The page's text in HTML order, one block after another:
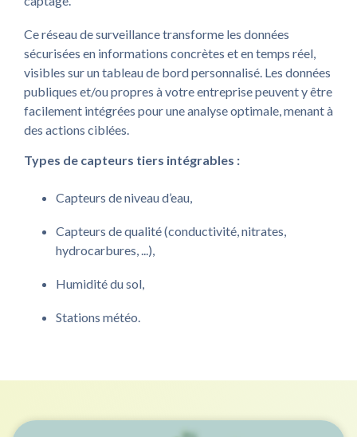
Ce réseau de surveillance transforme les données
sécurisées en informations concrètes et en temps réel,
visibles sur un tableau de bord personnalisé. Les données
publiques et/ou propres à votre entreprise peuvent y être
facilement intégrées pour une analyse optimale, menant à
des actions ciblées.
Types de capteurs tiers intégrables :
Capteurs de niveau d’eau,
Capteurs de qualité (conductivité, nitrates,
hydrocarbures, ...),
Humidité du sol,
Stations météo.